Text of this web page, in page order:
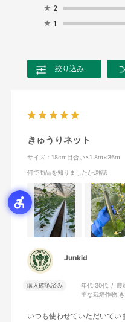
★ 2
★ 1
絞り込み
きゅうりネット
サイズ：18cm目合い×1.8m×36m
何で商品を知りましたか:雑誌
Junkid
購入確認済み 年代:30代 農
主な栽培作物:
いつも使わせていただいてい